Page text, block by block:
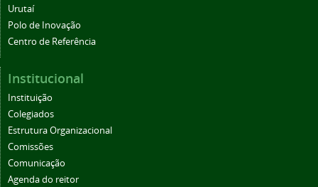
Urutaí
Polo de Inovação
Centro de Referência
Institucional
Instituição
Colegiados
Estrutura Organizacional
Comissões
Comunicação
Agenda do reitor